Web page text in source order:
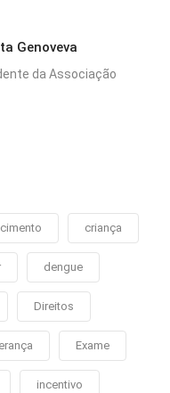
Genoveva
da Associação
criança
dengue
Direitos
Exame
incentivo